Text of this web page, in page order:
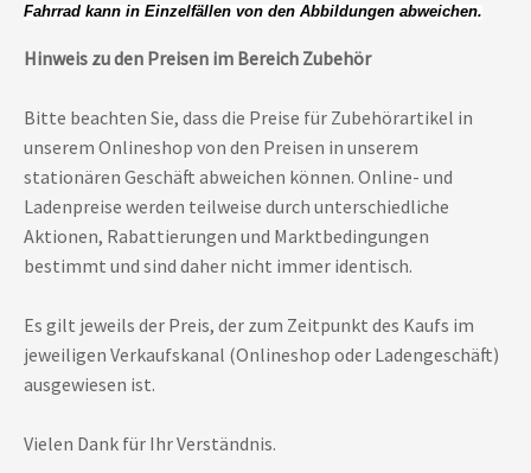
Fahrrad kann in Einzelfällen von den Abbildungen abweichen.
Hinweis zu den Preisen im Bereich Zubehör
Bitte beachten Sie, dass die Preise für Zubehörartikel in
unserem Onlineshop von den Preisen in unserem
stationären Geschäft abweichen können. Online- und
Ladenpreise werden teilweise durch unterschiedliche
Aktionen, Rabattierungen und Marktbedingungen
bestimmt und sind daher nicht immer identisch.
Es gilt jeweils der Preis, der zum Zeitpunkt des Kaufs im
jeweiligen Verkaufskanal (Onlineshop oder Ladengeschäft)
ausgewiesen ist.
Vielen Dank für Ihr Verständnis.